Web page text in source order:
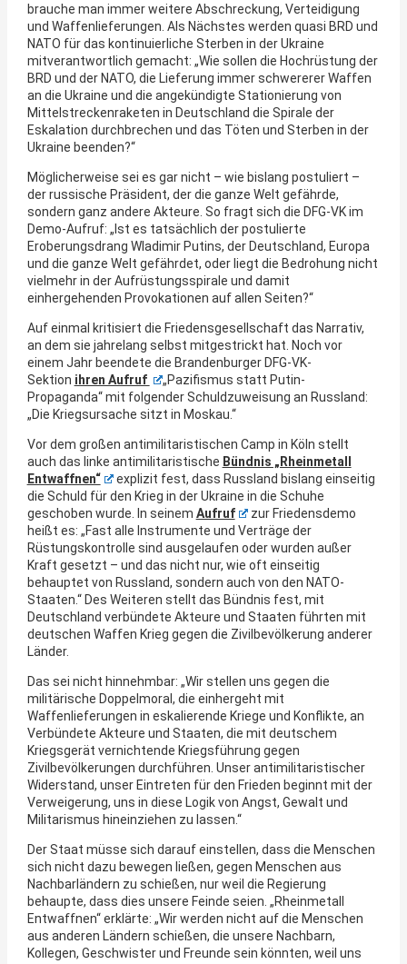
brauche man immer weitere Abschreckung, Verteidigung
und Waffenlieferungen. Als Nächstes werden quasi BRD und
NATO für das kontinuierliche Sterben in der Ukraine
mitverantwortlich gemacht: „Wie sollen die Hochrüstung der
BRD und der NATO, die Lieferung immer schwererer Waffen
an die Ukraine und die angekündigte Stationierung von
Mittelstreckenraketen in Deutschland die Spirale der
Eskalation durchbrechen und das Töten und Sterben in der
Ukraine beenden?“
Möglicherweise sei es gar nicht – wie bislang postuliert –
der russische Präsident, der die ganze Welt gefährde,
sondern ganz andere Akteure. So fragt sich die DFG-VK im
Demo-Aufruf: „Ist es tatsächlich der postulierte
Eroberungsdrang Wladimir Putins, der Deutschland, Europa
und die ganze Welt gefährdet, oder liegt die Bedrohung nicht
vielmehr in der Aufrüstungsspirale und damit
einhergehenden Provokationen auf allen Seiten?“
Auf einmal kritisiert die Friedensgesellschaft das Narrativ,
an dem sie jahrelang selbst mitgestrickt hat. Noch vor
einem Jahr beendete die Brandenburger DFG-VK-
Sektion ihren Aufruf
„Pazifismus statt Putin-
Propaganda“ mit folgender Schuldzuweisung an Russland:
„Die Kriegsursache sitzt in Moskau.“
Vor dem großen antimilitaristischen Camp in Köln stellt
auch das linke antimilitaristische Bündnis „Rheinmetall
Entwaffnen“
explizit fest, dass Russland bislang einseitig
die Schuld für den Krieg in der Ukraine in die Schuhe
geschoben wurde. In seinem Aufruf
zur Friedensdemo
heißt es: „Fast alle Instrumente und Verträge der
Rüstungskontrolle sind ausgelaufen oder wurden außer
Kraft gesetzt – und das nicht nur, wie oft einseitig
behauptet von Russland, sondern auch von den NATO-
Staaten.“ Des Weiteren stellt das Bündnis fest, mit
Deutschland verbündete Akteure und Staaten führten mit
deutschen Waffen Krieg gegen die Zivilbevölkerung anderer
Länder.
Das sei nicht hinnehmbar: „Wir stellen uns gegen die
militärische Doppelmoral, die einhergeht mit
Waffenlieferungen in eskalierende Kriege und Konflikte, an
Verbündete Akteure und Staaten, die mit deutschem
Kriegsgerät vernichtende Kriegsführung gegen
Zivilbevölkerungen durchführen. Unser antimilitaristischer
Widerstand, unser Eintreten für den Frieden beginnt mit der
Verweigerung, uns in diese Logik von Angst, Gewalt und
Militarismus hineinziehen zu lassen.“
Der Staat müsse sich darauf einstellen, dass die Menschen
sich nicht dazu bewegen ließen, gegen Menschen aus
Nachbarländern zu schießen, nur weil die Regierung
behaupte, dass dies unsere Feinde seien. „Rheinmetall
Entwaffnen“ erklärte: „Wir werden nicht auf die Menschen
aus anderen Ländern schießen, die unsere Nachbarn,
Kollegen, Geschwister und Freunde sein könnten, weil uns